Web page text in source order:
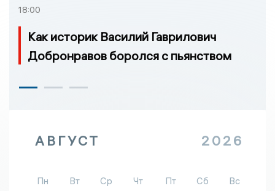
18:00
Как историк Василий Гаврилович
Добронравов боролся с пьянством
АВГУСТ 2026
Пн Вт Ср Чт Пт Сб
Вс